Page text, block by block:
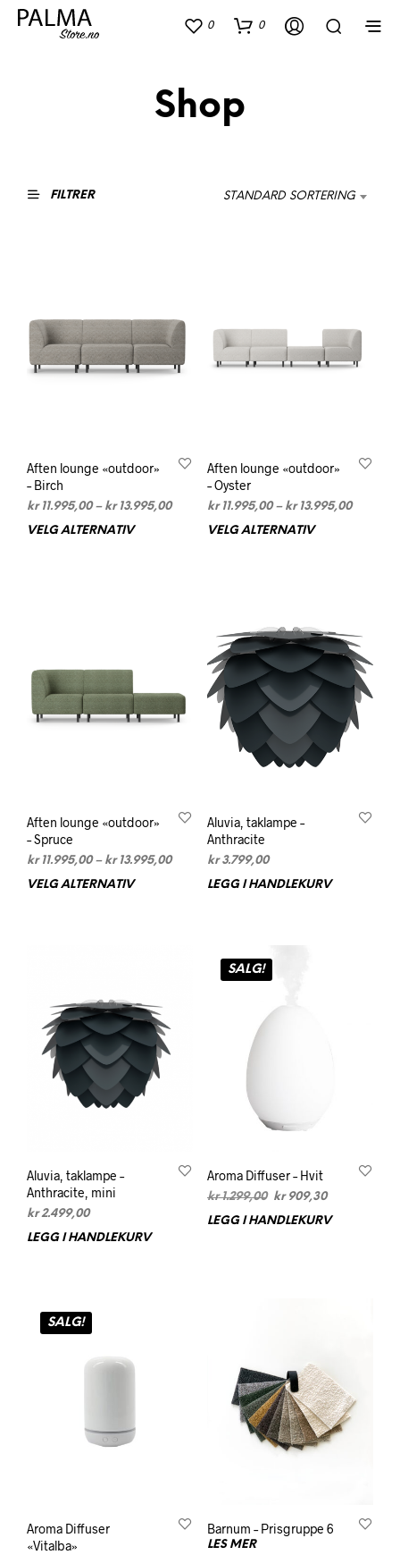
0 0
Shop
FILTRER STANDARD SORTERING
Aften lounge «outdoor»
– Birch
kr11.995,00 – kr13.995,00Prisområde:
kr 11.995,00
VELG ALTERNATIV
Dette
Alternativene
velges
produktsiden
Aften lounge «outdoor»
– Oyster
kr11.995,00 – kr13.995,00
VELG ALTERNATIV
Aften lounge «outdoor»
– Spruce
kr11.995,00 – kr13.995,00Prisområde:
kr 11.995,00
VELG ALTERNATIV
Dette
varianter.
Alternativene
produktsiden
Aluvia, taklampe –
Anthracite
kr3.799,00
LEGG I HANDLEKURV
Aluvia, taklampe –
Anthracite, mini
kr2.499,00
LEGG I HANDLEKURV
SALG!
Aroma Diffuser – Hvit
kr1.299,00Opprinnelig
pris
kr909,30Nåværende
pris
LEGG I HANDLEKURV
SALG!
Aroma Diffuser
«Vitalba»
Barnum – Prisgruppe 6
LES MER